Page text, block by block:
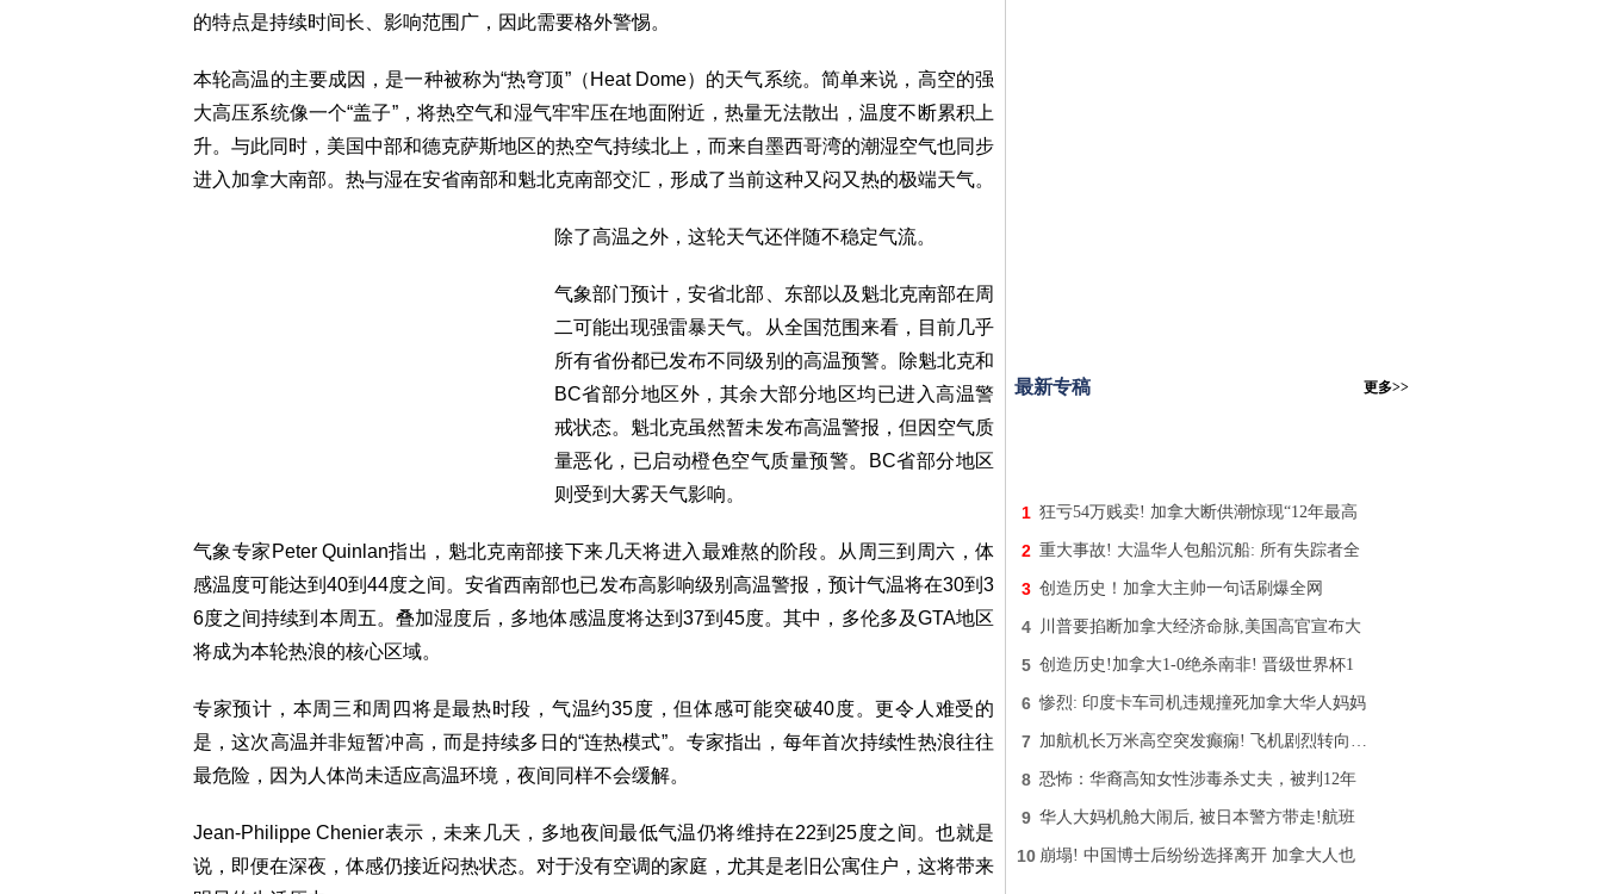
的特点是持续时间长、影响范围广，因此需要格外警惕。
本轮高温的主要成因，是一种被称为“热穹顶”（Heat Dome）的天气系统。简单来说，高空的强
大高压系统像一个“盖子”，将热空气和湿气牢牢压在地面附近，热量无法散出，温度不断累积上
升。与此同时，美国中部和德克萨斯地区的热空气持续北上，而来自墨西哥湾的潮湿空气也同步
进入加拿大南部。热与湿在安省南部和魁北克南部交汇，形成了当前这种又闷又热的极端天气。
除了高温之外，这轮天气还伴随不稳定气流。
气象部门预计，安省北部、东部以及魁北克南部在周
二可能出现强雷暴天气。从全国范围来看，目前几乎
所有省份都已发布不同级别的高温预警。除魁北克和
BC省部分地区外，其余大部分地区均已进入高温警
戒状态。魁北克虽然暂未发布高温警报，但因空气质
量恶化，已启动橙色空气质量预警。BC省部分地区
则受到大雾天气影响。
气象专家Peter Quinlan指出，魁北克南部接下来几天将进入最难熬的阶段。从周三到周六，体
感温度可能达到40到44度之间。安省西南部也已发布高影响级别高温警报，预计气温将在30到3
6度之间持续到本周五。叠加湿度后，多地体感温度将达到37到45度。其中，多伦多及GTA地区
将成为本轮热浪的核心区域。
专家预计，本周三和周四将是最热时段，气温约35度，但体感可能突破40度。更令人难受的
是，这次高温并非短暂冲高，而是持续多日的“连热模式”。专家指出，每年首次持续性热浪往往
最危险，因为人体尚未适应高温环境，夜间同样不会缓解。
Jean-Philippe Chenier表示，未来几天，多地夜间最低气温仍将维持在22到25度之间。也就是
说，即便在深夜，体感仍接近闷热状态。对于没有空调的家庭，尤其是老旧公寓住户，这将带来
最新专稿 更多>>
1 狂亏54万贱卖! 加拿大断供潮惊现“12年最高
2 重大事故! 大温华人包船沉船: 所有失踪者全
3 创造历史！加拿大主帅一句话刷爆全网
4 川普要掐断加拿大经济命脉,美国高官宣布大
5 创造历史!加拿大1-0绝杀南非! 晋级世界杯1
6 惨烈: 印度卡车司机违规撞死加拿大华人妈妈
7 加航机长万米高空突发癫痫! 飞机剧烈转向…
8 恐怖：华裔高知女性涉毒杀丈夫，被判12年
9 华人大妈机舱大闹后, 被日本警方带走!航班
10 崩塌! 中国博士后纷纷选择离开 加拿大人也